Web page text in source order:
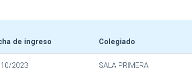
de ingreso Colegiado
2023 SALA PRIMERA